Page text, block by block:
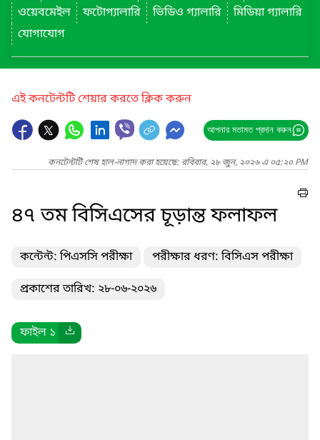
ওয়েবমেইল
ফটোগ্যালারি ভিডিও গ্যালারি
মিডিয়া গ্যালারি
যোগাযোগ
এই কনটেন্টটি শেয়ার করতে ক্লিক করুন
আপনার মতামত প্রদান করুন
কনটেন্টটি শেষ হাল-নাগাদ করা হয়েছে: রবিবার, ২৮ জুন, ২০২৬ এ ০৫:২০ PM
৪৭ তম বিসিএসের চূড়ান্ত ফলাফল
কন্টেন্ট: পিএসসি পরীক্ষা পরীক্ষার ধরণ: বিসিএস পরীক্ষা
প্রকাশের তারিখ: ২৮-০৬-২০২৬
ফাইল ১